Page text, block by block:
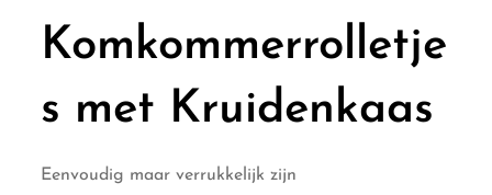
Komkommerrolletje
s met Kruidenkaas
Eenvoudig maar verrukkelijk zijn